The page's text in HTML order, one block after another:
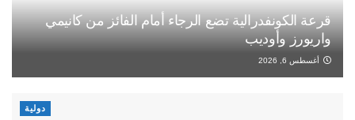
قرعة الكونفدرالية تضع الرجاء أمام الفائز من كانيمي
واريورز وأوديب
أغسطس 6, 2026
دولية